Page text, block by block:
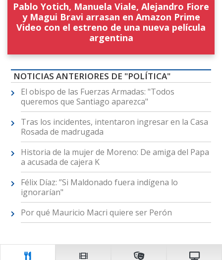
Pablo Yotich, Manuela Viale, Alejandro Fiore
y Magui Bravi arrasan en Amazon Prime
Video con el estreno de una nueva película
argentina
NOTICIAS ANTERIORES DE "POLÍTICA"
El obispo de las Fuerzas Armadas: "Todos
queremos que Santiago aparezca"
Tras los incidentes, intentaron ingresar en la Casa
Rosada de madrugada
Historia de la mujer de Moreno: De amiga del Papa
a acusada de cajera K
Félix Díaz: ”Si Maldonado fuera indígena lo
ignorarían"
Por qué Mauricio Macri quiere ser Perón